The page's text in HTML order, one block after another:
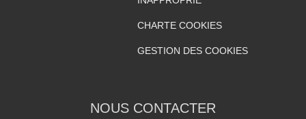
CHARTE COOKIES
GESTION DES COOKIES
NOUS CONTACTER